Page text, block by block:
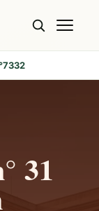
31